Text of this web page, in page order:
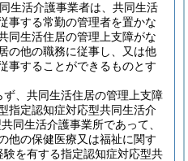
生活介護事業者は、共同生活
事する常勤の管理者を置かな
同生活住居の管理上支障がな
の他の職務に従事し、又は他
事することができるものとす
ず、共同生活住居の管理上支障
指定認知症対応型共同生活介
同生活介護事業所であって、
他の保健医療又は福祉に関す
を有する指定認知症対応型共